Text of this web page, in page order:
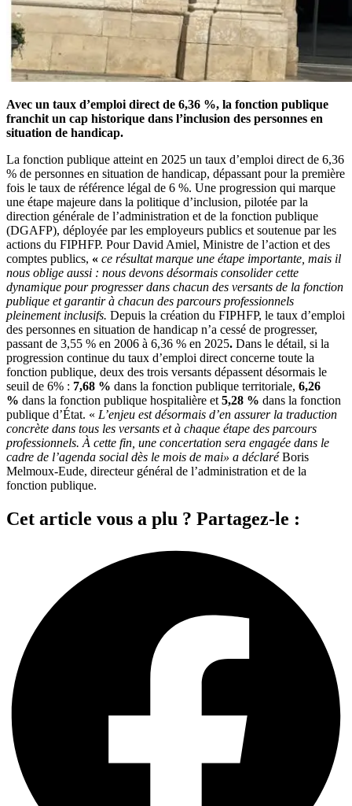
Avec un taux d’emploi direct de 6,36 %, la fonction publique
franchit un cap historique dans l’inclusion des personnes en
situation de handicap.
La fonction publique atteint en 2025 un taux d’emploi direct de 6,36
% de personnes en situation de handicap, dépassant pour la première
fois le taux de référence légal de 6 %. Une progression qui marque
une étape majeure dans la politique d’inclusion, pilotée par la
direction générale de l’administration et de la fonction publique
(DGAFP), déployée par les employeurs publics et soutenue par les
actions du FIPHFP. Pour David Amiel, Ministre de l’action et des
comptes publics, « ce résultat marque une étape importante, mais il
nous oblige aussi : nous devons désormais consolider cette
dynamique pour progresser dans chacun des versants de la fonction
publique et garantir à chacun des parcours professionnels
pleinement inclusifs. Depuis la création du FIPHFP, le taux d’emploi
des personnes en situation de handicap n’a cessé de progresser,
passant de 3,55 % en 2006 à 6,36 % en 2025. Dans le détail, si la
progression continue du taux d’emploi direct concerne toute la
fonction publique, deux des trois versants dépassent désormais le
seuil de 6% : 7,68 % dans la fonction publique territoriale, 6,26
% dans la fonction publique hospitalière et5,28 % dans la fonction
publique d’État. « L’enjeu est désormais d’en assurer la traduction
concrète dans tous les versants et à chaque étape des parcours
professionnels. À cette fin, une concertation sera engagée dans le
cadre de l’agenda social dès le mois de mai» a déclaré Boris
Melmoux-Eude, directeur général de l’administration et de la
fonction publique.
Cet article vous a plu ? Partagez-le :